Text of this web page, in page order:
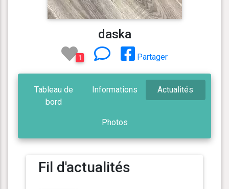
daska
1 Partager
Tableau de
bord
Informations Actualités
Photos
Fil d'actualités